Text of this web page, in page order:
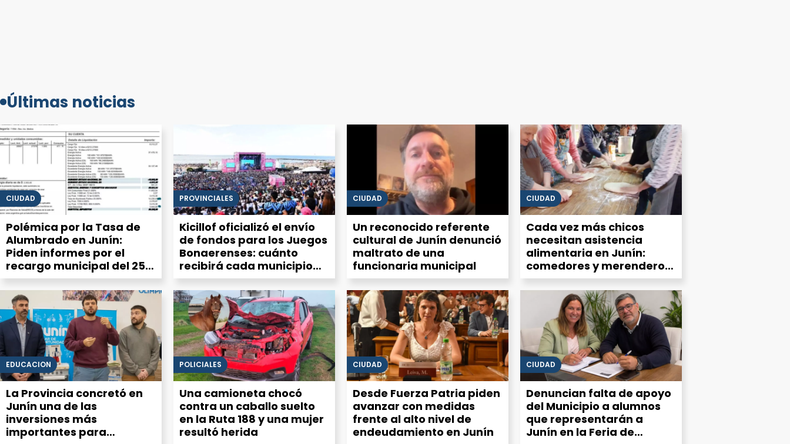
Últimas noticias
CIUDAD
Polémica por la Tasa de
Alumbrado en Junín:
Piden informes por el
recargo municipal del 25%
en la factura de luz
PROVINCIALES
Kicillof oficializó el envío
de fondos para los Juegos
Bonaerenses: cuánto
recibirá cada municipio
de la Cuarta Sección
CIUDAD
Un reconocido referente
cultural de Junín denunció
maltrato de una
funcionaria municipal
CIUDAD
Cada vez más chicos
necesitan asistencia
alimentaria en Junín:
comedores y merenderos
advierten una demanda
que no deja de crecer
EDUCACIÓN
La Provincia concretó en
Junín una de las
inversiones más
importantes para
POLICIALES
Una camioneta chocó
contra un caballo suelto
en la Ruta 188 y una mujer
resultó herida
CIUDAD
Desde Fuerza Patria piden
avanzar con medidas
frente al alto nivel de
endeudamiento en Junín
CIUDAD
Denuncian falta de apoyo
del Municipio a alumnos
que representarán a
Junín en la Feria de